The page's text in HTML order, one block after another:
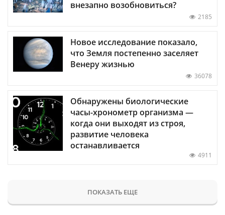
внезапно возобновиться?
2185
Новое исследование показало,
что Земля постепенно заселяет
Венеру жизнью
36078
Обнаружены биологические
часы-хронометр организма —
когда они выходят из строя,
развитие человека
останавливается
4911
ПОКАЗАТЬ ЕЩЕ